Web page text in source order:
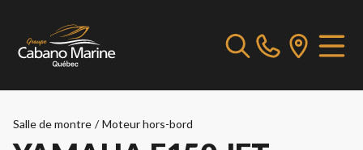
Salle de montre / Moteur hors-bord